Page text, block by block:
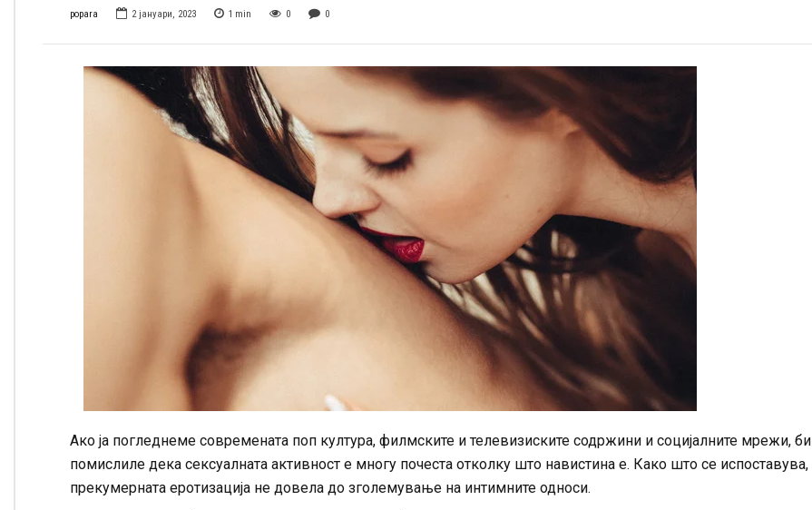
popara 2 јануари, 2023 1 min 0 0
Ако ја погледнеме современата поп култура, филмските и телевизиските содржини и социјалните мрежи, би
помислиле дека сексуалната активност е многу почеста отколку што навистина е. Како што се испоставува,
прекумерната еротизација не довела до зголемување на интимните односи.